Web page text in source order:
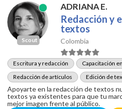
Scout
ADRIANA E.
Redacción y
textos
Colombia
Escritura y redacción
Capacitación
Redacción de artículos
Edición de
Apoyarte en la redacción de textos
textos ya existentes para que tu
mejor imagen frente al público.